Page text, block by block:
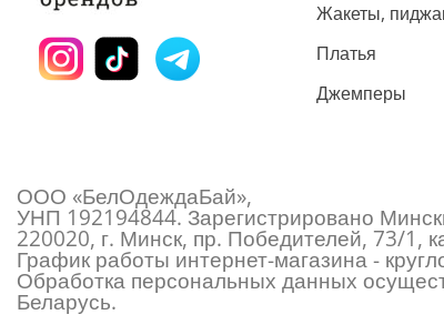
Жакеты,
Платья
Джемперы
ООО «БелОдеждаБай»,
УНП 192194844. Зарегистрировано
220020, г. Минск, пр. Победителей, 73/1,
График работы интернет-магазина -
Обработка персональных данных
Беларусь.